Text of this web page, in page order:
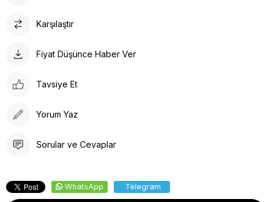
Karşılaştır
Fiyat Düşünce Haber Ver
Tavsiye Et
Yorum Yaz
Sorular ve Cevaplar
WhatsApp Telegram